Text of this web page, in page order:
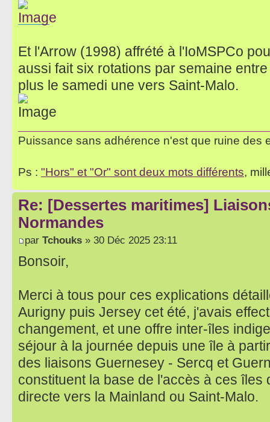
Et l'Arrow (1998) affrété à l'IoMSPCo
aussi fait six rotations par semaine
plus le samedi une vers Saint-Malo.
Puissance sans adhérence n'est que ruine des
Ps : "Hors" et "Or" sont deux mots différents,
Re: [Dessertes maritimes]
Normandes
par Tchouks » 30 Déc 2025 23:11
Bonsoir,
Merci à tous pour ces explications
Aurigny puis Jersey cet été, j'avais
changement, et une offre inter-îles
séjour à la journée depuis une île à
des liaisons Guernesey - Sercq et
constituent la base de l'accès à ces îles
directe vers la Mainland ou Saint-Malo.